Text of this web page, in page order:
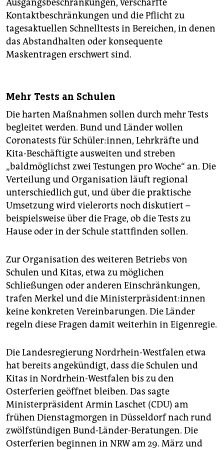
Ausgangsbeschränkungen, verschärfte
Kontaktbeschränkungen und die Pflicht zu
tagesaktuellen Schnelltests in Bereichen, in denen
das Abstandhalten oder konsequente
Maskentragen erschwert sind.
Mehr Tests an Schulen
Die harten Maßnahmen sollen durch mehr Tests
begleitet werden. Bund und Länder wollen
Coronatests für Schüler:innen, Lehrkräfte und
Kita-Beschäftigte ausweiten und streben
„baldmöglichst zwei Testungen pro Woche“ an. Die
Verteilung und Organisation läuft regional
unterschiedlich gut, und über die praktische
Umsetzung wird vielerorts noch diskutiert –
beispielsweise über die Frage, ob die Tests zu
Hause oder in der Schule stattfinden sollen.
Zur Organisation des weiteren Betriebs von
Schulen und Kitas, etwa zu möglichen
Schließungen oder anderen Einschränkungen,
trafen Merkel und die Mi­nis­ter­prä­si­den­t:in­nen
keine konkreten Vereinbarungen. Die Länder
regeln diese Fragen damit weiterhin in Eigenregie.
Die Landesregierung Nordrhein-Westfalen etwa
hat bereits angekündigt, dass die Schulen und
Kitas in Nordrhein-Westfalen bis zu den
Osterferien geöffnet bleiben. Das sagte
Ministerpräsident Armin Laschet (CDU) am
frühen Dienstagmorgen in Düsseldorf nach rund
zwölfstündigen Bund-Länder-Beratungen. Die
Osterferien beginnen in NRW am 29. März und